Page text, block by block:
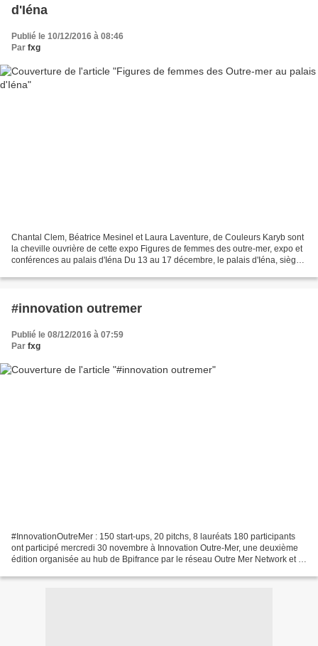
d'Iéna
Publié le 10/12/2016 à 08:46
Par fxg
Chantal Clem, Béatrice Mesinel et Laura Laventure, de Couleurs Karyb sont
la cheville ouvrière de cette expo Figures de femmes des outre-mer, expo et
conférences au palais d'Iéna Du 13 au 17 décembre, le palais d'Iéna, siège
#innovation outremer
Publié le 08/12/2016 à 07:59
Par fxg
#InnovationOutreMer : 150 start-ups, 20 pitchs, 8 lauréats 180 participants
ont participé mercredi 30 novembre à Innovation Outre-Mer, une deuxième
édition organisée au hub de Bpifrance par le réseau Outre Mer Network et la